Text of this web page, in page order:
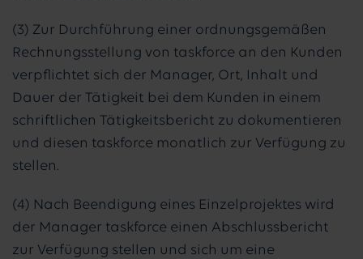
(3) Zur Durchführung einer ordnungsgemäßen
Rechnungsstellung von taskforce an den Kunden
verpflichtet sich der Manager, Ort, Inhalt und
Dauer der Tätigkeit bei dem Kunden in einem
schriftlichen Tätigkeitsbericht zu dokumentieren
und diesen taskforce monatlich zur Verfügung zu
stellen.
(4) Nach Beendigung eines Einzelprojektes wird
der Manager taskforce einen Abschlussbericht
zur Verfügung stellen und sich um eine